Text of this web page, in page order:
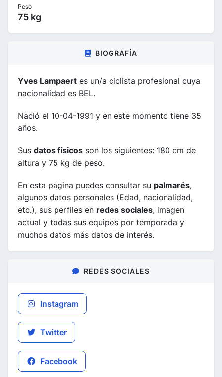
Peso
75 kg
BIOGRAFÍA
Yves Lampaert es un/a ciclista profesional cuya
nacionalidad es BEL.
Nació el 10-04-1991 y en este momento tiene 35
años.
Sus datos físicos son los siguientes: 180 cm de
altura y 75 kg de peso.
En esta página puedes consultar su palmarés,
algunos datos personales (Edad, nacionalidad,
etc.), sus perfiles en redes sociales, imagen
actual y todas sus equipos por temporada y
muchos datos más datos de interés.
REDES SOCIALES
Instagram
Twitter
Facebook